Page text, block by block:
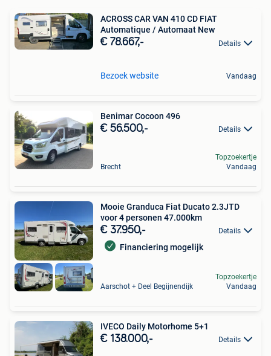
ACROSS CAR VAN 410 CD FIAT
Automatique / Automaat New
€ 78.667,- Details
Bezoek website Vandaag
Benimar Cocoon 496
€ 56.500,- Details
Brecht
Topzoekertje
Vandaag
Mooie Granduca Fiat Ducato 2.3JTD
voor 4 personen 47.000km
€ 37.950,- Details
Financiering mogelijk
Aarschot + Deel Begijnendijk
Topzoekertje
Vandaag
IVECO Daily Motorhome 5+1
€ 138.000,- Details